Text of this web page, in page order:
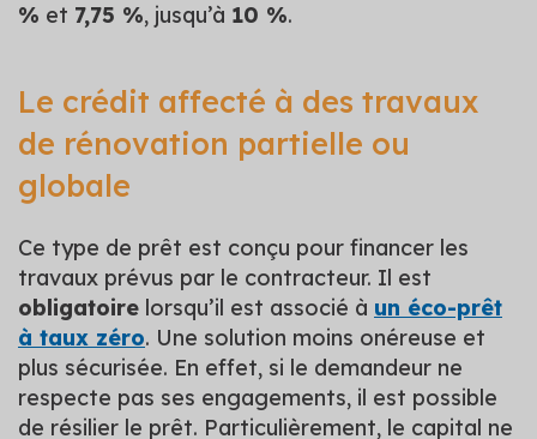
% et 7,75 %, jusqu’à 10 %.
Le crédit affecté à des travaux
de rénovation partielle ou
globale
Ce type de prêt est conçu pour financer les
travaux prévus par le contracteur. Il est
obligatoire lorsqu’il est associé à un éco-prêt
à taux zéro. Une solution moins onéreuse et
plus sécurisée. En effet, si le demandeur ne
respecte pas ses engagements, il est possible
de résilier le prêt. Particulièrement, le capital ne